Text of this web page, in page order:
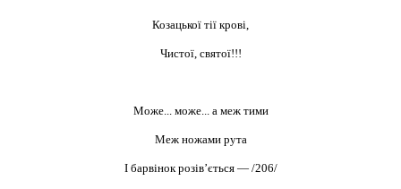
Козацької тії крові,
Чистої, святої!!!
Може... може... а меж тими
Меж ножами рута
І барвінок розів’ється — /206/